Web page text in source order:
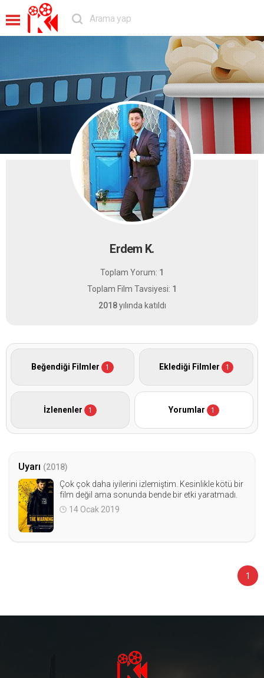
Erdem K.
Toplam Yorum: 1
Toplam Film Tavsiyesi: 1
2018yılında katıldı
Beğendiği Filmler 1 Eklediği Filmler 1
İzlenenler 1 Yorumlar 1
Uyarı (2018)
Çok çok daha iyilerini izlemiştim. Kesinlikle kötü bir
film değil ama sonunda bende bir etki yaratmadı.
14 Ocak 2019
1